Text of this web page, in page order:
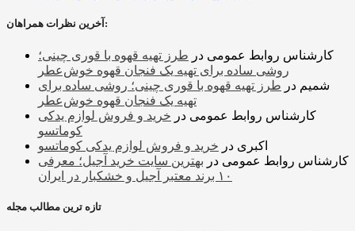
آخرین نظرات همراهان:
کارشناس روابط عمومی در طرز تهیه قهوه با قوری چینی؛
روشی ساده برای تهیه یک فنجان قهوه خوش‌عطر
شمیم در طرز تهیه قهوه با قوری چینی؛ روشی ساده برای
تهیه یک فنجان قهوه خوش‌عطر
کارشناس روابط عمومی در خرید و فروش لوازم یدکی
کوماتسو
اکبری در خرید و فروش لوازم یدکی کوماتسو
کارشناس روابط عمومی در بهترین سایت خرید آجیل؛ معرفی
۱۰ برند معتبر آجیل و خشکبار در ایران
تازه ترین مطالب مجله